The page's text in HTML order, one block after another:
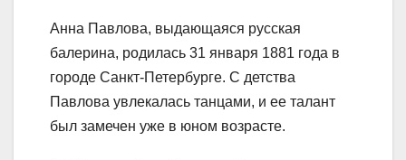
Анна Павлова, выдающаяся русская
балерина, родилась 31 января 1881 года в
городе Санкт-Петербурге. С детства
Павлова увлекалась танцами, и ее талант
был замечен уже в юном возрасте.